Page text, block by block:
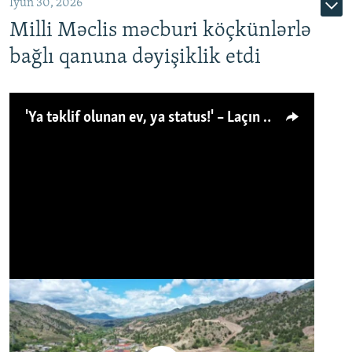
İyun 30, 2026
Milli Məclis məcburi köçkünlərlə
bağlı qanuna dəyişiklik etdi
'Ya təklif olunan ev, ya status!' – Laçın köçkünü: 'Laçından başqa heç hara!'